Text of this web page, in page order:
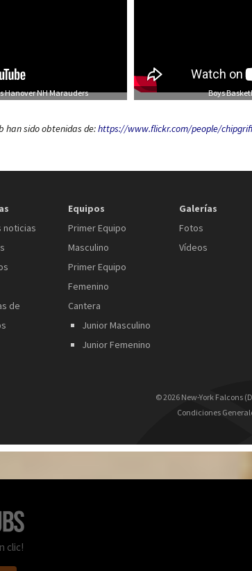
Hanover NH Marauders Boys
han sido obtenidas de:https://www.flickr.com/people/
noticias
de
Equipos
Primer Equipo
Masculino
Primer Equipo
Femenino
Cantera
Junior Masculino
Junior Femenino
Galerías
Fotos
Vídeos
© 2026 New-York Falcons
Condiciones
clic!